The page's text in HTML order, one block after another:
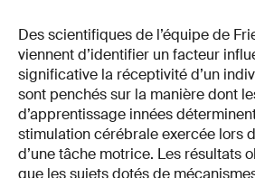
Des scientifiques de l’équipe de
viennent d’identifier un facteur
significative la réceptivité d’un
sont penchés sur la manière dont
d’apprentissage innées
stimulation cérébrale exercée lors
d’une tâche motrice. Les résultats
que les sujets dotés de